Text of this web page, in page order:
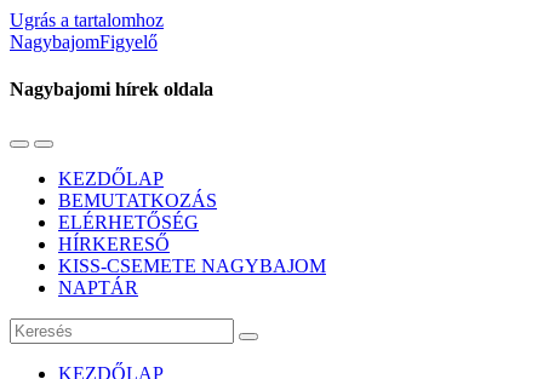
Ugrás a tartalomhoz
NagybajomFigyelő
Nagybajomi hírek oldala
Váltás
mobil
menüre
Használja
keresés
mezőt
KEZDŐLAP
BEMUTATKOZÁS
ELÉRHETŐSÉG
HÍRKERESŐ
KISS-CSEMETE NAGYBAJOM
NAPTÁR
Keresés
KEZDŐLAP